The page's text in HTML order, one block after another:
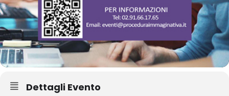
Dettagli Evento